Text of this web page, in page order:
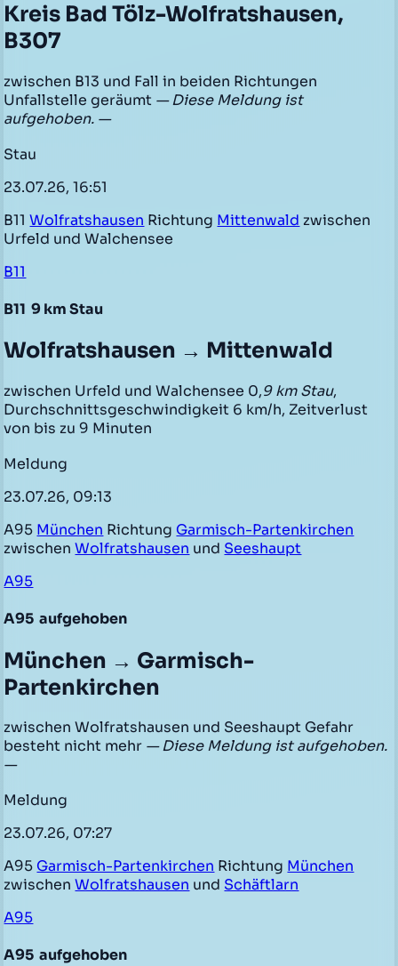
Kreis Bad Tölz-Wolfratshausen,
B307
zwischen B13 und Fall in beiden Richtungen
Unfallstelle geräumt — Diese Meldung ist
aufgehoben. —
Stau
23.07.26, 16:51
B11Wolfratshausen Richtung Mittenwald zwischen
Urfeld und Walchensee
B11
B11 9 km Stau
Wolfratshausen → Mittenwald
zwischen Urfeld und Walchensee 0,9 km Stau,
Durchschnittsgeschwindigkeit 6 km/h, Zeitverlust
von bis zu 9 Minuten
Meldung
23.07.26, 09:13
A95 München Richtung Garmisch-Partenkirchen
zwischenWolfratshausen und Seeshaupt
A95
A95 aufgehoben
München → Garmisch-
Partenkirchen
zwischen Wolfratshausen und Seeshaupt Gefahr
besteht nicht mehr — Diese Meldung ist aufgehoben.
—
Meldung
23.07.26, 07:27
A95 Garmisch-Partenkirchen Richtung München
zwischenWolfratshausen und Schäftlarn
A95
A95 aufgehoben